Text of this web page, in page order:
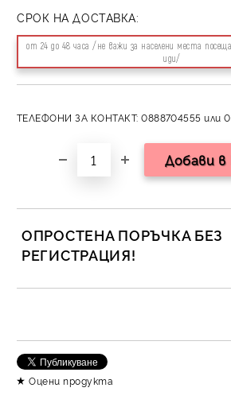
СРОК НА ДОСТАВКА:
от 24 до 48 часа /не важи за населени места
иди/
ТЕЛЕФОНИ ЗА КОНТАКТ: 0888704555 или
ОПРОСТЕНА ПОРЪЧКА БЕЗ
РЕГИСТРАЦИЯ!
Съгласен съм с
Оцени продукта